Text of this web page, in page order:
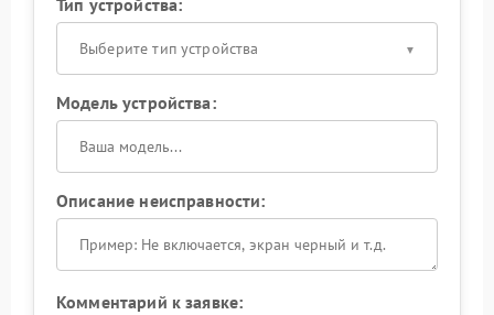
Тип устройства:
Выберите тип устройства
Модель устройства:
Описание неисправности:
Комментарий к заявке: